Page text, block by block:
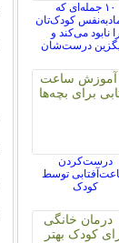
۱۰ جمله‌ای که
کودک‌تان
را نابود می‌کند و
درست‌شان
درست‌کردن
توسط
کودک